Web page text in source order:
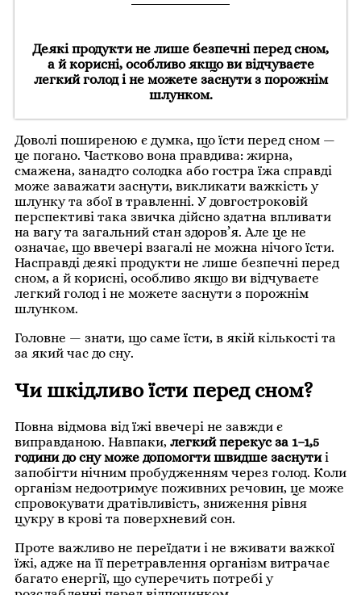
Деякі продукти не лише безпечні перед сном,
а й корисні, особливо якщо ви відчуваєте
легкий голод і не можете заснути з порожнім
шлунком.
Доволі поширеною є думка, що їсти перед сном —
це погано. Частково вона правдива: жирна,
смажена, занадто солодка або гостра їжа справді
може заважати заснути, викликати важкість у
шлунку та збої в травленні. У довгостроковій
перспективі така звичка дійсно здатна впливати
на вагу та загальний стан здоров’я. Але це не
означає, що ввечері взагалі не можна нічого їсти.
Насправді деякі продукти не лише безпечні перед
сном, а й корисні, особливо якщо ви відчуваєте
легкий голод і не можете заснути з порожнім
шлунком.
Головне — знати, що саме їсти, в якій кількості та
за який час до сну.
Чи шкідливо їсти перед сном?
Повна відмова від їжі ввечері не завжди є
виправданою. Навпаки, легкий перекус за 1–1,5
години до сну може допомогти швидше заснутиі
запобігти нічним пробудженням через голод. Коли
організм недоотримує поживних речовин, це може
спровокувати дратівливість, зниження рівня
цукру в крові та поверхневий сон.
Проте важливо не переїдати і не вживати важкої
їжі, адже на її перетравлення організм витрачає
багато енергії, що суперечить потребі у